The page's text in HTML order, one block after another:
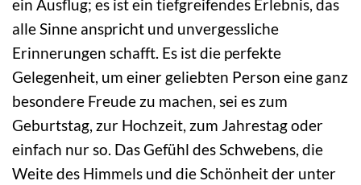
ein Ausflug; es ist ein tiefgreifendes Erlebnis, das
alle Sinne anspricht und unvergessliche
Erinnerungen schafft. Es ist die perfekte
Gelegenheit, um einer geliebten Person eine ganz
besondere Freude zu machen, sei es zum
Geburtstag, zur Hochzeit, zum Jahrestag oder
einfach nur so. Das Gefühl des Schwebens, die
Weite des Himmels und die Schönheit der unter